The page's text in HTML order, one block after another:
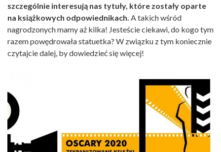
szczególnie interesują nas tytuły, które zostały oparte
na książkowych odpowiednikach. A takich wśród
nagrodzonych mamy aż kilka! Jesteście ciekawi, do kogo tym
razem powędrowała statuetka? W związku z tym koniecznie
czytajcie dalej, by dowiedzieć się więcej!